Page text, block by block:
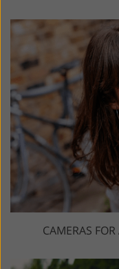
CAMERAS